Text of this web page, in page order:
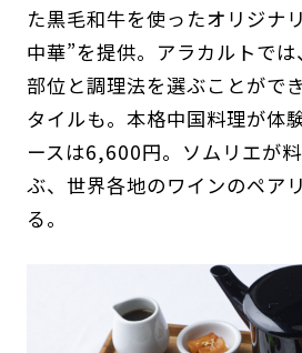
た黒毛和牛を使ったオリジナ
中華”を提供。アラカルトで
部位と調理法を選ぶことがで
タイルも。本格中国料理が体
ースは6,600円。ソムリエが
ぶ、世界各地のワインのペア
る。